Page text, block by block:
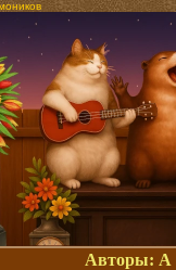
Авторы: А